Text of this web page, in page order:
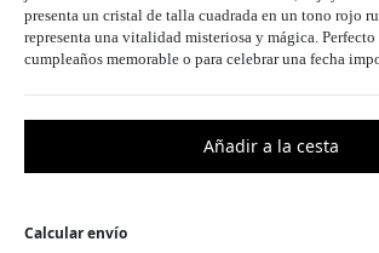
presenta un cristal de talla cuadrada en un tono rojo
representa una vitalidad misteriosa y mágica.
cumpleaños memorable o para celebrar una fecha
Calcular envío